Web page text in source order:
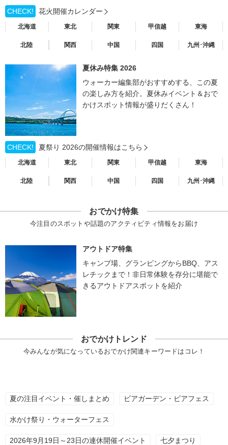
CHECK!
花火開催カレンダー
北海道 東北 関東 甲信越 東海
北陸 関西 中国 四国 九州･沖縄
夏休み特集 2026
ウォーカー編集部がおすすめする、この夏
の楽しみ方を紹介。夏休みイベント＆おで
かけスポット情報が盛りだくさん！
CHECK! 夏祭り 2026の開催情報はこちら
北海道 東北 関東 甲信越 東海
北陸 関西 中国 四国 九州･沖縄
おでかけ特集
今注目のスポットや話題のアクティビティ情報をお届け
アウトドア特集
キャンプ場、グランピングからBBQ、アス
レチックまで！非日常体験を存分に堪能で
きるアウトドアスポットを紹介
おでかけトレンド
今みんなが気になっているおでかけ関連キーワードはコレ！
夏の注目イベント・催しまとめ ビアガーデン・ビアフェス
水かけ祭り・ウォーターフェス
2026年9月19日～23日の連休開催イベント 七夕まつり